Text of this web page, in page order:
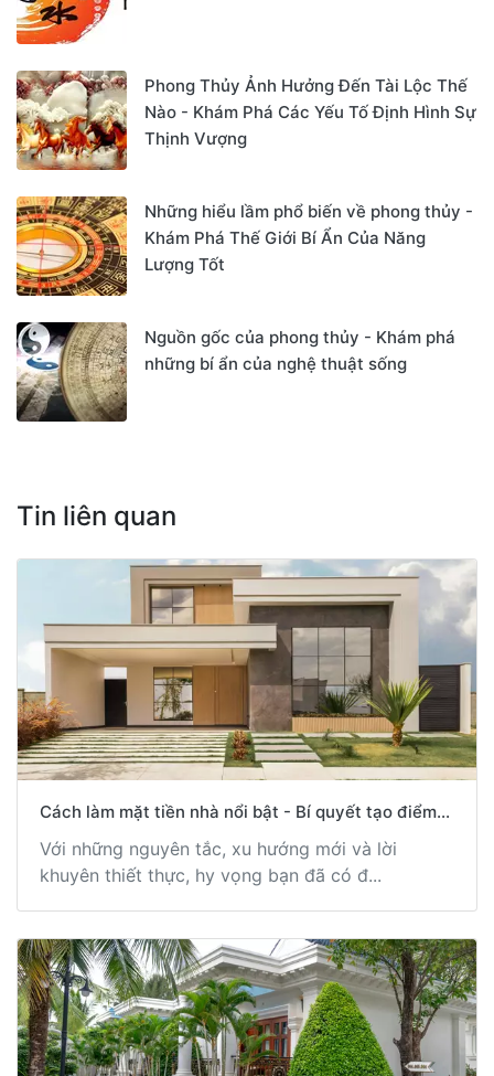
Phong Thủy Ảnh Hưởng Đến Tài Lộc Thế
Nào - Khám Phá Các Yếu Tố Định Hình Sự
Thịnh Vượng
Những hiểu lầm phổ biến về phong thủy -
Khám Phá Thế Giới Bí Ẩn Của Năng
Lượng Tốt
Nguồn gốc của phong thủy - Khám phá
những bí ẩn của nghệ thuật sống
Tin liên quan
Cách làm mặt tiền nhà nổi bật - Bí quyết tạo điểm...
Với những nguyên tắc, xu hướng mới và lời
khuyên thiết thực, hy vọng bạn đã có đ...